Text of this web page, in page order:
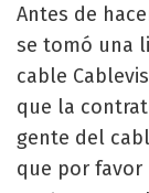
Antes de
se tomó una
cable
que la
gente del
que por